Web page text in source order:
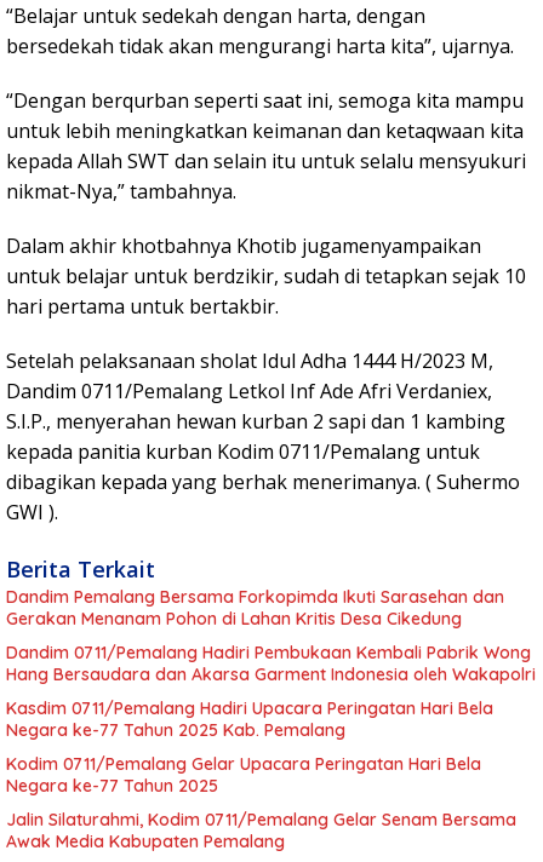
“Belajar untuk sedekah dengan harta, dengan
bersedekah tidak akan mengurangi harta kita”, ujarnya.
“Dengan berqurban seperti saat ini, semoga kita mampu
untuk lebih meningkatkan keimanan dan ketaqwaan kita
kepada Allah SWT dan selain itu untuk selalu mensyukuri
nikmat-Nya,” tambahnya.
Dalam akhir khotbahnya Khotib jugamenyampaikan
untuk belajar untuk berdzikir, sudah di tetapkan sejak 10
hari pertama untuk bertakbir.
Setelah pelaksanaan sholat Idul Adha 1444 H/2023 M,
Dandim 0711/Pemalang Letkol Inf Ade Afri Verdaniex,
S.I.P., menyerahan hewan kurban 2 sapi dan 1 kambing
kepada panitia kurban Kodim 0711/Pemalang untuk
dibagikan kepada yang berhak menerimanya. ( Suhermo
GWI ).
Berita Terkait
Dandim Pemalang Bersama Forkopimda Ikuti Sarasehan dan
Gerakan Menanam Pohon di Lahan Kritis Desa Cikedung
Dandim 0711/Pemalang Hadiri Pembukaan Kembali Pabrik Wong
Hang Bersaudara dan Akarsa Garment Indonesia oleh Wakapolri
Kasdim 0711/Pemalang Hadiri Upacara Peringatan Hari Bela
Negara ke-77 Tahun 2025 Kab. Pemalang
Kodim 0711/Pemalang Gelar Upacara Peringatan Hari Bela
Negara ke-77 Tahun 2025
Jalin Silaturahmi, Kodim 0711/Pemalang Gelar Senam Bersama
Awak Media Kabupaten Pemalang